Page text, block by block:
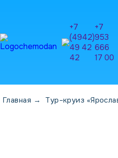
+7
(4942)
49 42
42
+7
953
666
17 00
Главная → Тур–круиз